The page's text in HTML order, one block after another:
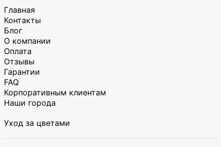
Главная
Контакты
Блог
О компании
Оплата
Отзывы
Гарантии
FAQ
Корпоративным клиентам
Наши города
Уход за цветами